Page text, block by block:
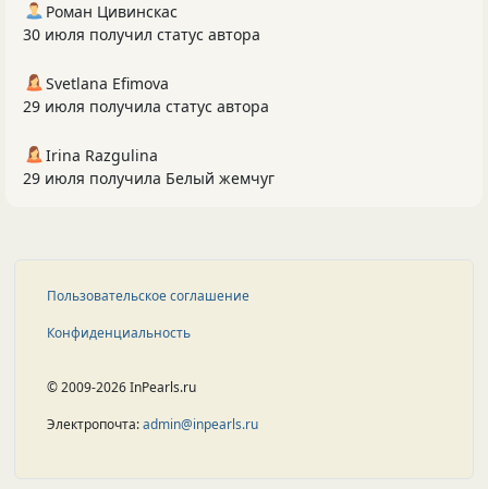
Роман Цивинскас
30 июля получил статус автора
Svetlana Efimova
29 июля получила статус автора
Irina Razgulina
29 июля получила Белый жемчуг
Пользовательское соглашение
Конфиденциальность
© 2009-2026 InPearls.ru
Электропочта:admin@inpearls.ru